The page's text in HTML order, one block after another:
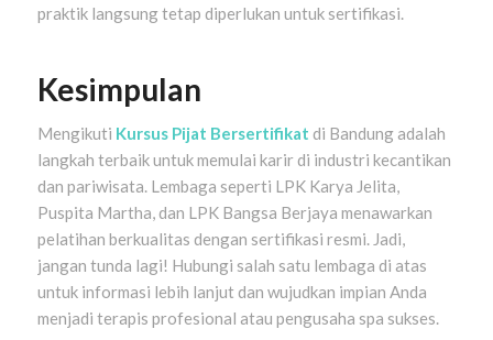
praktik langsung tetap diperlukan untuk sertifikasi.
Kesimpulan
Mengikuti Kursus Pijat Bersertifikat di Bandung adalah
langkah terbaik untuk memulai karir di industri kecantikan
dan pariwisata. Lembaga seperti LPK Karya Jelita,
Puspita Martha, dan LPK Bangsa Berjaya menawarkan
pelatihan berkualitas dengan sertifikasi resmi. Jadi,
jangan tunda lagi! Hubungi salah satu lembaga di atas
untuk informasi lebih lanjut dan wujudkan impian Anda
menjadi terapis profesional atau pengusaha spa sukses.